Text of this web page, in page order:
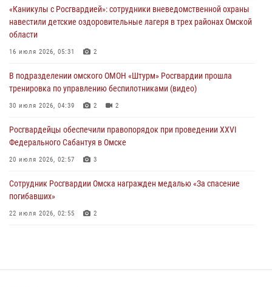
29 июля 2026, 01:49
Росгвардейцы приняли участие в крестном ходе в День крещения
Руси в Омске
При содействии спецназа Росгвардии пресечены нарушения
миграционного законодательства в Омске (видео)
«Каникулы с Росгвардией»: сотрудники вневедомственной охраны
навестили детские оздоровительные лагеря в трех районах Омской
области
16 июля 2026, 05:31 2
В подразделении омского ОМОН «Штурм» Росгвардии прошла
тренировка по управлению беспилотниками (видео)
30 июля 2026, 04:39 2 2
Росгвардейцы обеcпечили правопорядок при проведении XXVI
Федерального Сабантуя в Омске
20 июля 2026, 02:57 3
Сотрудник Росгвардии Омска награжден медалью «За спасение
погибавших»
22 июля 2026, 02:55 2